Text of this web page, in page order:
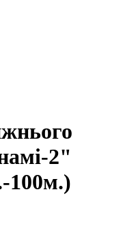
2"
100м.)